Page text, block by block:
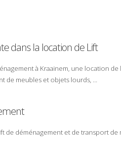
dans la location de Lift
à Kraainem, une location de
de meubles et objets lourds, ...
de déménagement et de transport de